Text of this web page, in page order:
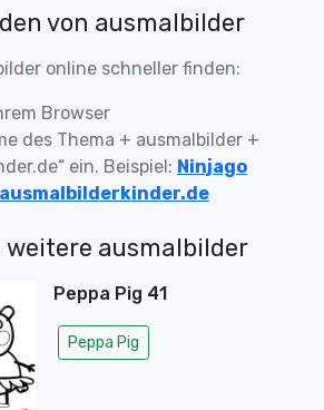
von ausmalbilder
online schneller finden:
Browser
des Thema + ausmalbilder +
ein. Beispiel: Ninjago
weitere ausmalbilder
Peppa Pig 41
Peppa Pig